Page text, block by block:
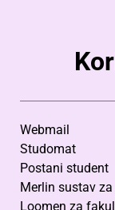
Webmail
Studomat
Postani student
Merlin sustav za
Loomen za